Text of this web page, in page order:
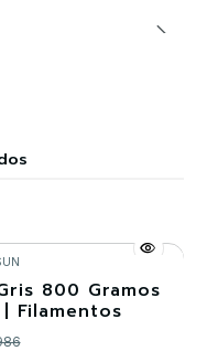
800 Gramos
Filamentos